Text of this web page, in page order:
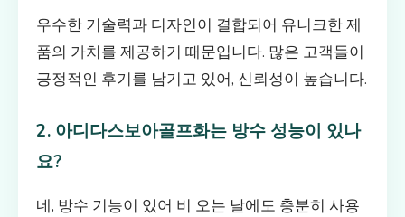
우수한 기술력과 디자인이 결합되어 유니크한 제
품의 가치를 제공하기 때문입니다. 많은 고객들이
긍정적인 후기를 남기고 있어, 신뢰성이 높습니다.
2. 아디다스보아골프화는 방수 성능이 있나
요?
네, 방수 기능이 있어 비 오는 날에도 충분히 사용